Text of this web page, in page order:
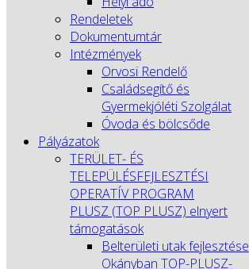
Rendeletek
Dokumentumtár
Intézmények
Orvosi Rendelő
Családsegítő és
Gyermekjóléti Szolgálat
Óvoda és bölcsőde
Pályázatok
TERÜLET- ÉS
TELEPÜLÉSFEJLESZTÉSI
OPERATÍV PROGRAM
PLUSZ (TOP PLUSZ) elnyert
támogatások
Belterületi utak fejlesztése
Okányban TOP-PLUSZ-